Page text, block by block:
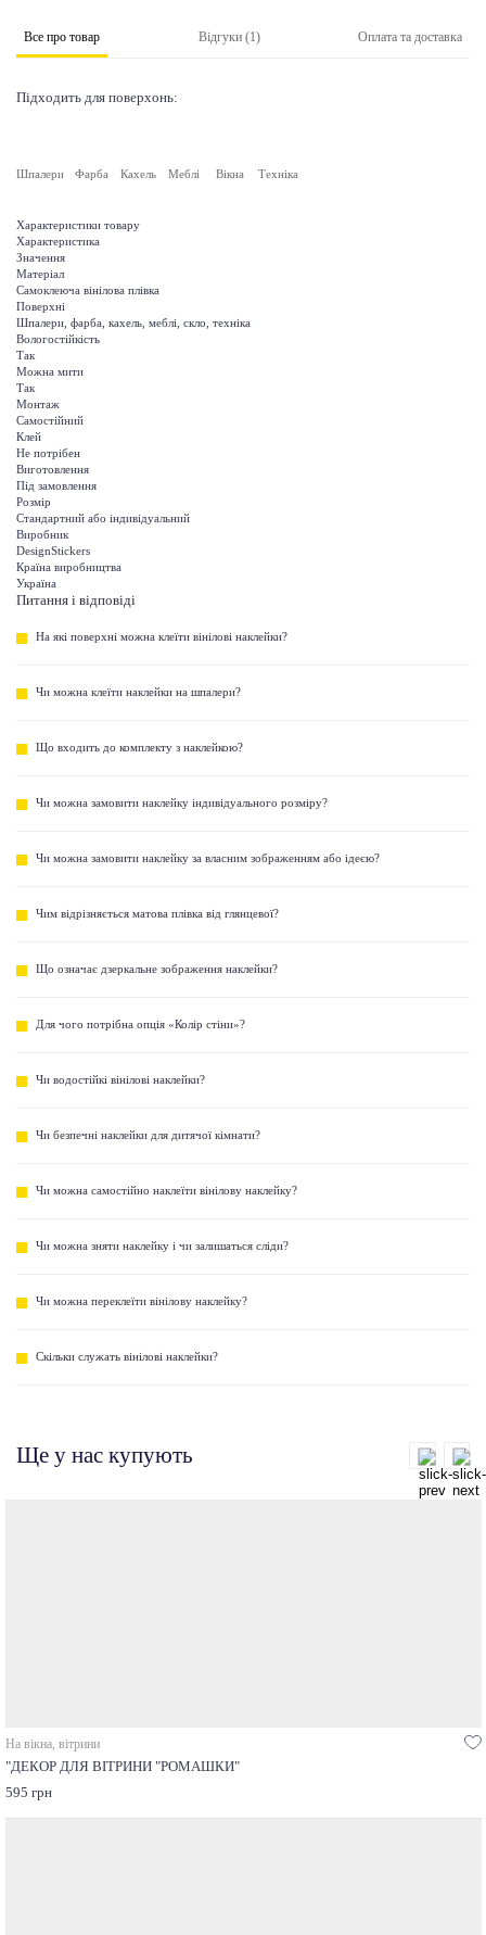
Все про товар Відгуки (1) Оплата та доставка
Підходить для поверхонь:
Шпалери Фарба Кахель Меблі Вікна Техніка
Характеристики товару
Характеристика
Значення
Матеріал
Самоклеюча вінілова плівка
Поверхні
Шпалери, фарба, кахель, меблі, скло, техніка
Вологостійкість
Так
Можна мити
Так
Монтаж
Самостійний
Клей
Не потрібен
Виготовлення
Під замовлення
Розмір
Стандартний або індивідуальний
Виробник
DesignStickers
Країна виробництва
Україна
Питання і відповіді
На які поверхні можна клеїти вінілові наклейки?
Чи можна клеїти наклейки на шпалери?
Що входить до комплекту з наклейкою?
Чи можна замовити наклейку індивідуального розміру?
Чи можна замовити наклейку за власним зображенням або ідеєю?
Чим відрізняється матова плівка від глянцевої?
Що означає дзеркальне зображення наклейки?
Для чого потрібна опція «Колір стіни»?
Чи водостійкі вінілові наклейки?
Чи безпечні наклейки для дитячої кімнати?
Чи можна самостійно наклеїти вінілову наклейку?
Чи можна зняти наклейку і чи залишаться сліди?
Чи можна переклеїти вінілову наклейку?
Скільки служать вінілові наклейки?
Ще у нас купують
На вікна, вітрини
"ДЕКОР ДЛЯ ВІТРИНИ "РОМАШКИ"
595 грн